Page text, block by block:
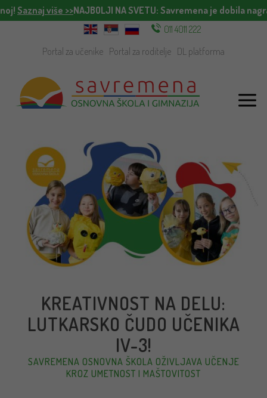
Saznaj više >>NAJBOLJI NA SVETU: Savremena je dobila
011 4011 222
Portal za učenike Portal za roditelje DL platforma
KREATIVNOST NA DELU:
LUTKARSKO ČUDO UČENIKA
IV-3!
SAVREMENA OSNOVNA ŠKOLA OŽIVLJAVA UČENJE
KROZ UMETNOST I MAŠTOVITOST